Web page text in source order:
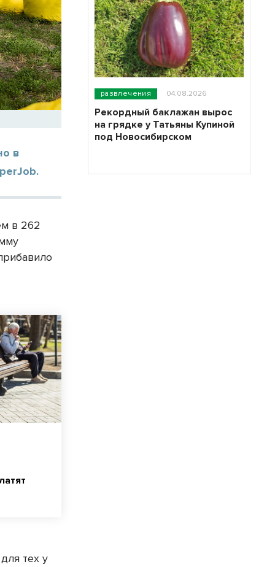
в
в 262
тех у
развлечения 04.08.2026
Рекордный баклажан вырос
на грядке у Татьяны Купиной
под Новосибирском